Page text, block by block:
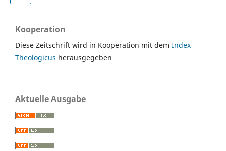
Kooperation
Diese Zeitschrift wird in Kooperation mit dem Index
Theologicus herausgegeben
Aktuelle Ausgabe